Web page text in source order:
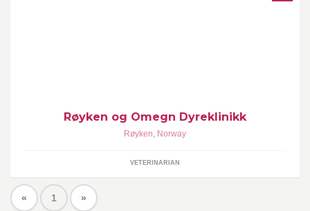
Røyken og Omegn Dyreklinikk
Røyken, Norway
VETERINARIAN
« 1 »